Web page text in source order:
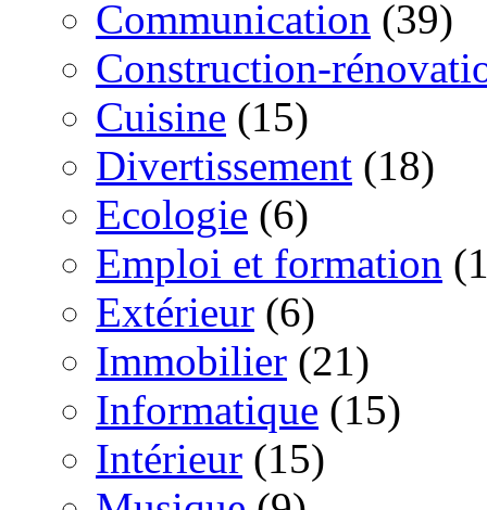
Communication (39)
Construction-
Cuisine (15)
Divertissement (18)
Ecologie (6)
Emploi et formation
Extérieur (6)
Immobilier (21)
Informatique (15)
Intérieur (15)